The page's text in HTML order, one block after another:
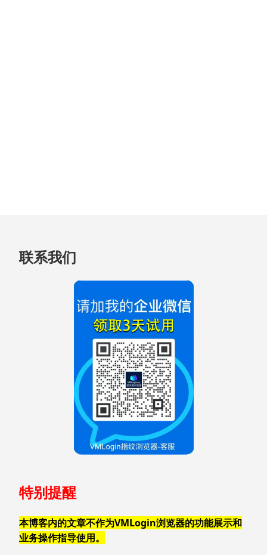
至
联系我们
特别提醒
本博客内的文章不作为VMLogin浏览器的功能展示和
业务操作指导使用。